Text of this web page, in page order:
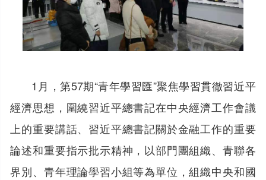
1月，第57期“青年學習匯”聚焦學習貫徹習近平
經濟思想，圍繞習近平總書記在中央經濟工作會議
上的重要講話、習近平總書記關於金融工作的重要
論述和重要指示批示精神，以部門團組織、青聯各
界別、青年理論學習小組等為單位，組織中央和國